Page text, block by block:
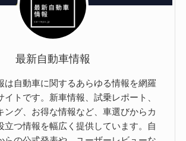
最新自動車情報
は自動車に関するあらゆる情報を網羅
イトです。新車情報、試乗レポート、
ング、お得な情報など、車選びからカ
立つ情報を幅広く提供しています。自